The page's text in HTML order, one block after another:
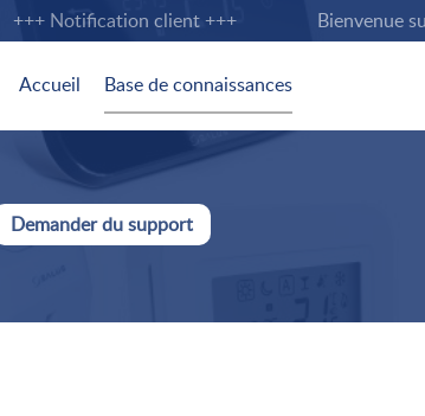
+++ Notification client +++ Bienvenue
Accueil Base de connaissances
Demander du support